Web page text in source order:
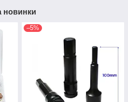
новинки
–5%